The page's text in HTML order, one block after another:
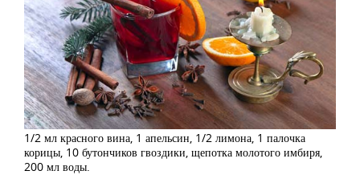
1/2 мл красного вина, 1 апельсин, 1/2 лимона, 1 палочка
корицы, 10 бутончиков гвоздики, щепотка молотого имбиря,
200 мл воды.